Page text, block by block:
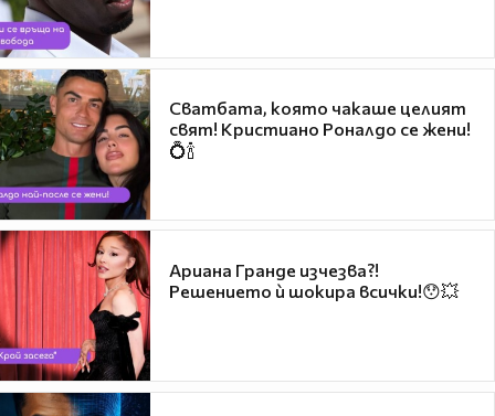
Сватбата, която чакаше целият
свят! Кристиано Роналдо се жени!
💍🍾
Ариана Гранде изчезва?!
Решението ѝ шокира всички!😯💥